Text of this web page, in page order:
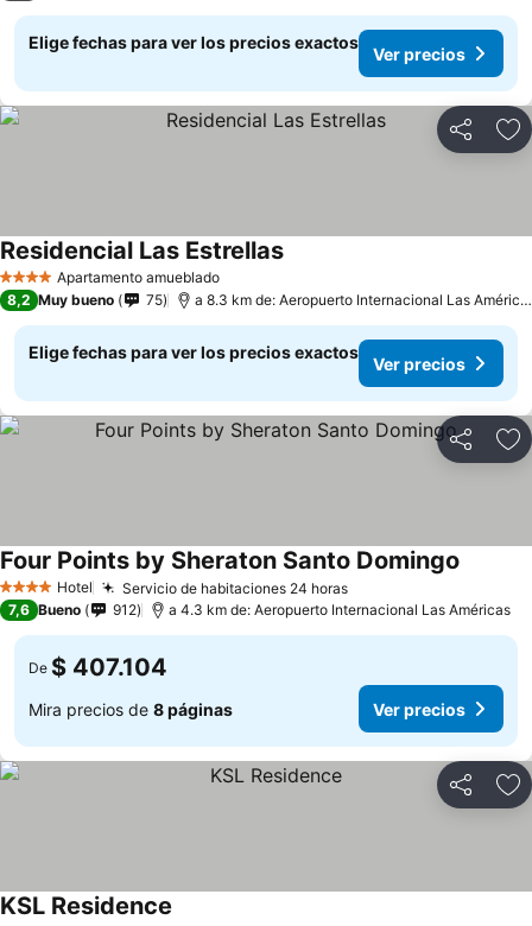
Elige fechas para ver los precios exactos
Ver precios
Compartir
4 EstrellasApartamento amueblado
Residencial Las Estrellas
8,2 Muy bueno 75 a 8.3 km de: Aeropuerto Internacional Las Américas
Elige fechas para ver los precios exactos
Ver precios
Compartir
4 EstrellasHotel Servicio de habitaciones 24 horas
Four Points by Sheraton Santo Domingo
7,6 Bueno 912 a 4.3 km de: Aeropuerto Internacional Las Américas
De $ 407.104
Mira precios de 8 páginas Ver precios
Compartir
KSL Residence